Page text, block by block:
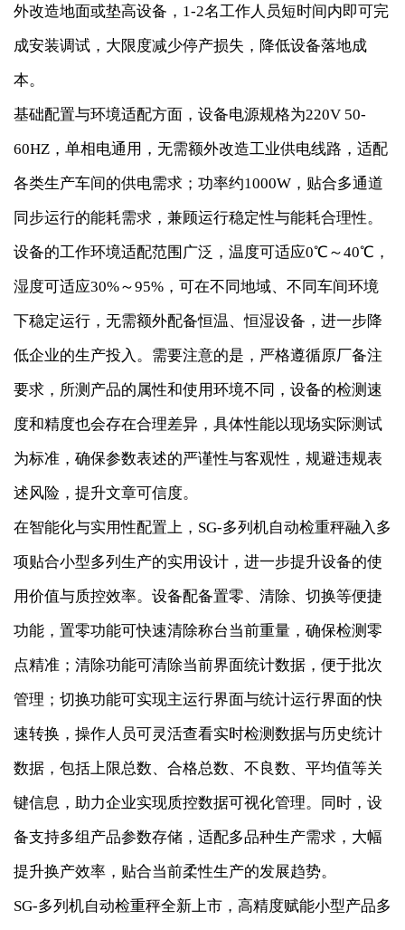
外改造地面或垫高设备，1-2名工作人员短时间内即可完
成安装调试，大限度减少停产损失，降低设备落地成
本。
基础配置与环境适配方面，设备电源规格为220V 50-
60HZ，单相电通用，无需额外改造工业供电线路，适配
各类生产车间的供电需求；功率约1000W，贴合多通道
同步运行的能耗需求，兼顾运行稳定性与能耗合理性。
设备的工作环境适配范围广泛，温度可适应0℃～40℃，
湿度可适应30%～95%，可在不同地域、不同车间环境
下稳定运行，无需额外配备恒温、恒湿设备，进一步降
低企业的生产投入。需要注意的是，严格遵循原厂备注
要求，所测产品的属性和使用环境不同，设备的检测速
度和精度也会存在合理差异，具体性能以现场实际测试
为标准，确保参数表述的严谨性与客观性，规避违规表
述风险，提升文章可信度。
在智能化与实用性配置上，SG-多列机自动检重秤融入多
项贴合小型多列生产的实用设计，进一步提升设备的使
用价值与质控效率。设备配备置零、清除、切换等便捷
功能，置零功能可快速清除称台当前重量，确保检测零
点精准；清除功能可清除当前界面统计数据，便于批次
管理；切换功能可实现主运行界面与统计运行界面的快
速转换，操作人员可灵活查看实时检测数据与历史统计
数据，包括上限总数、合格总数、不良数、平均值等关
键信息，助力企业实现质控数据可视化管理。同时，设
备支持多组产品参数存储，适配多品种生产需求，大幅
提升换产效率，贴合当前柔性生产的发展趋势。
SG-多列机自动检重秤全新上市，高精度赋能小型产品多